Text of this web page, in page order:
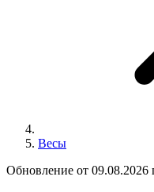
Весы
Обновление от 09.08.2026